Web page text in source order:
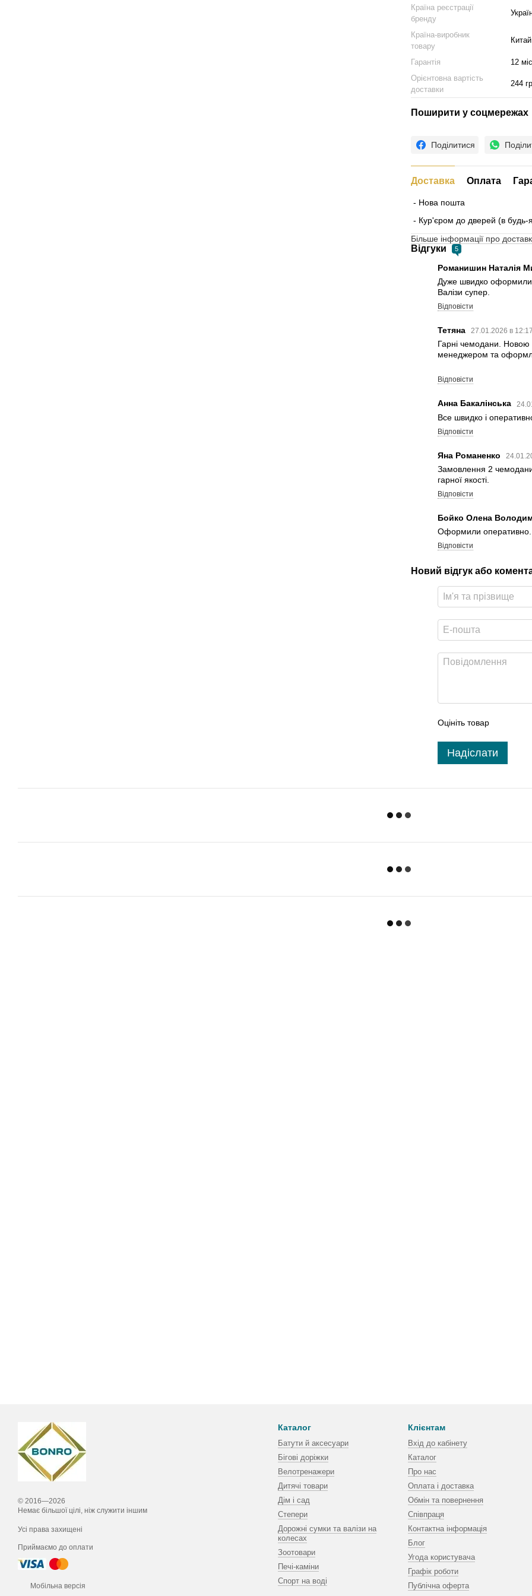
Країна реєстрації
бренду
Країна-виробник
товару
Китай
Гарантія
12
Орієнтовна вартість
доставки
244
Поширити у соцмережах
Поділитися
Доставка Оплата
- Нова пошта
- Кур'єром до дверей (в будь-
Більше інформації про
Відгуки 5
Романишин Наталія
Дуже швидко оформили
Валізи супер.
Відповісти
Тетяна 27.01.2026 в 12:17
Гарні чемодани. Новою
менеджером та
Відповісти
Анна Бакалінська
Все швидко і
Відповісти
Яна Романенко
Замовлення 2
гарної якості.
Відповісти
Бойко Олена
Оформили оперативно.
Відповісти
Новий відгук або
Оцініть товар
Надіслати
© 2016—2026
Немає більшої цілі, ніж служити іншим
Усі права захищені
Приймаємо до оплати
Мобільна версія
Каталог
Батути й аксесуари
Бігові доріжки
Велотренажери
Дитячі товари
Дім і сад
Степери
Дорожні сумки та валізи на
колесах
Зоотовари
Печі-каміни
Спорт на воді
Клієнтам
Вхід до кабінету
Каталог
Про нас
Оплата і доставка
Обмін та повернення
Співпраця
Контактна інформація
Блог
Угода користувача
Графік роботи
Публічна оферта